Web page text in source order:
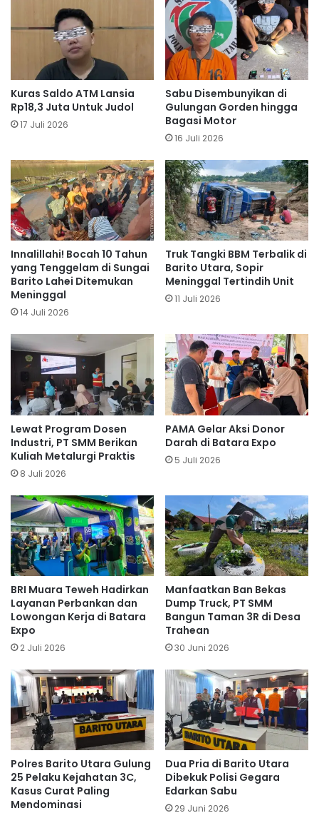
Kuras Saldo ATM Lansia
Rp18,3 Juta Untuk Judol
17 Juli 2026
Sabu Disembunyikan di
Gulungan Gorden hingga
Bagasi Motor
16 Juli 2026
Innalillahi! Bocah 10 Tahun
yang Tenggelam di Sungai
Barito Lahei Ditemukan
Meninggal
14 Juli 2026
Truk Tangki BBM Terbalik di
Barito Utara, Sopir
Meninggal Tertindih Unit
11 Juli 2026
Lewat Program Dosen
Industri, PT SMM Berikan
Kuliah Metalurgi Praktis
8 Juli 2026
PAMA Gelar Aksi Donor
Darah di Batara Expo
5 Juli 2026
BRI Muara Teweh Hadirkan
Layanan Perbankan dan
Lowongan Kerja di Batara
Expo
2 Juli 2026
Manfaatkan Ban Bekas
Dump Truck, PT SMM
Bangun Taman 3R di Desa
Trahean
30 Juni 2026
Polres Barito Utara Gulung
25 Pelaku Kejahatan 3C,
Kasus Curat Paling
Mendominasi
Dua Pria di Barito Utara
Dibekuk Polisi Gegara
Edarkan Sabu
29 Juni 2026